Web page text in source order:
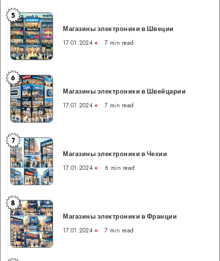
Магазины
электроники
в
Швеции
5
Магазины электроники в Швеции
17.01.2024 7 min read
Магазины
электроники
в
Швейцарии
6
Магазины электроники в Швейцарии
17.01.2024 7 min read
Магазины
электроники
в
Чехии
7
Магазины электроники в Чехии
17.01.2024 6 min read
Магазины
электроники
в
Франции
8
Магазины электроники в Франции
17.01.2024 7 min read